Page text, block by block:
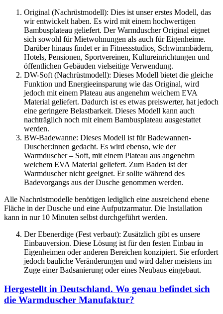
Original (Nachrüstmodell): Dies ist unser erstes Modell, das
wir entwickelt haben. Es wird mit einem hochwertigen
Bambusplateau geliefert. Der Warmduscher Original eignet
sich sowohl für Mietwohnungen als auch für Eigenheime.
Darüber hinaus findet er in Fitnessstudios, Schwimmbädern,
Hotels, Pensionen, Sportvereinen, Kultureinrichtungen und
öffentlichen Gebäuden vielseitige Verwendung.
DW-Soft (Nachrüstmodell): Dieses Modell bietet die gleiche
Funktion und Energieeinsparung wie das Original, wird
jedoch mit einem Plateau aus angenehm weichem EVA
Material geliefert. Dadurch ist es etwas preiswerter, hat jedoch
eine geringere Belastbarkeit. Dieses Modell kann auch
nachträglich noch mit einem Bambusplateau ausgestattet
werden.
BW-Badewanne: Dieses Modell ist für Badewannen-
Duscher:innen gedacht. Es wird ebenso, wie der
Warmduscher – Soft, mit einem Plateau aus angenehm
weichem EVA Material geliefert. Zum Baden ist der
Warmduscher nicht geeignet. Er sollte während des
Badevorgangs aus der Dusche genommen werden.
Alle Nachrüstmodelle benötigen lediglich eine ausreichend ebene
Fläche in der Dusche und eine Aufputzarmatur. Die Installation
kann in nur 10 Minuten selbst durchgeführt werden.
Der Ebenerdige (Fest verbaut): Zusätzlich gibt es unsere
Einbauversion. Diese Lösung ist für den festen Einbau in
Eigenheimen oder anderen Bereichen konzipiert. Sie erfordert
jedoch bauliche Veränderungen und wird daher meistens im
Zuge einer Badsanierung oder eines Neubaus eingebaut.
Hergestellt in Deutschland. Wo genau befindet sich
die Warmduscher Manufaktur?